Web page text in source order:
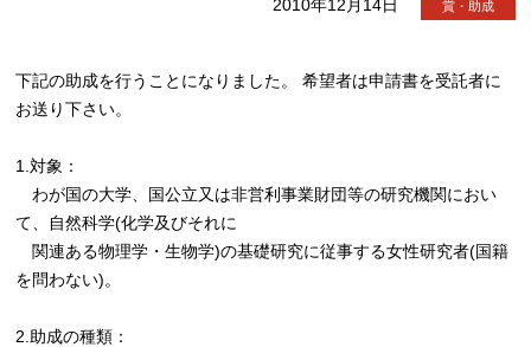
2010年12月14日 賞・助成
下記の助成を行うことになりました。 希望者は申請書を受託者に
お送り下さい。
1.対象：
わが国の大学、国公立又は非営利事業財団等の研究機関におい
て、自然科学(化学及びそれに
関連ある物理学・生物学)の基礎研究に従事する女性研究者(国籍
を問わない)。
2.助成の種類：